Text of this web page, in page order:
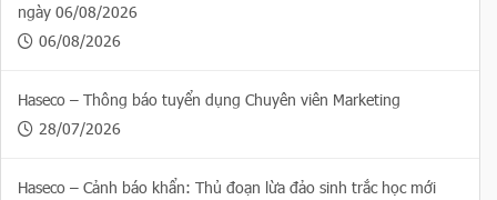
ngày 06/08/2026
06/08/2026
Haseco – Thông báo tuyển dụng Chuyên viên Marketing
28/07/2026
Haseco – Cảnh báo khẩn: Thủ đoạn lừa đảo sinh trắc học mới